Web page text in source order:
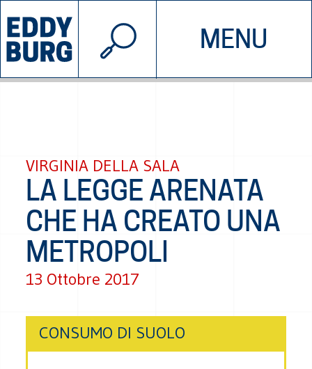
MENU
INIZIATIVE CHI SIAMO
© 2026 EDDYBURG
VIRGINIA DELLA SALA
LA LEGGE ARENATA
CHE HA CREATO UNA
METROPOLI
13 Ottobre 2017
CONSUMO DI SUOLO